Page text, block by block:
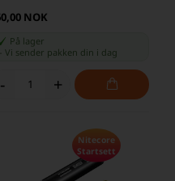
NOK
På lager
Vi sender pakken din i dag
- +
Nitecore
Startsett